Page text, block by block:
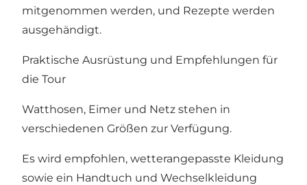
mitgenommen werden, und Rezepte werden
ausgehändigt.
Praktische Ausrüstung und Empfehlungen für
die Tour
Watthosen, Eimer und Netz stehen in
verschiedenen Größen zur Verfügung.
Es wird empfohlen, wetterangepasste Kleidung
sowie ein Handtuch und Wechselkleidung